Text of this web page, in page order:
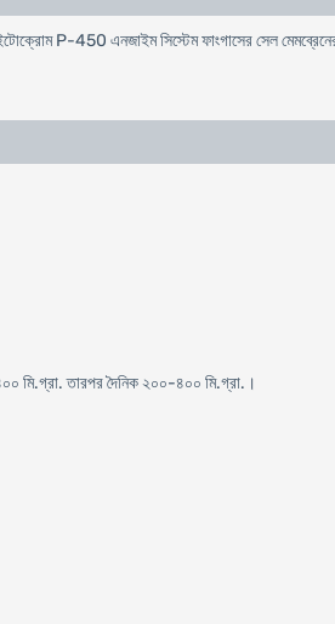
P-450 এনজাইম সিস্টেম ফাংগাসের সেল
মি.গ্রা. তারপর দৈনিক ২০০-৪০০ মি.গ্রা.।